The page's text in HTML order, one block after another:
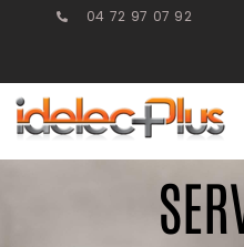
04 72 97 07 92